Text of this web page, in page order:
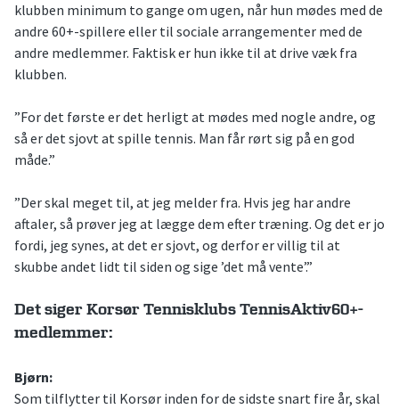
klubben minimum to gange om ugen, når hun mødes med de
andre 60+-spillere eller til sociale arrangementer med de
andre medlemmer. Faktisk er hun ikke til at drive væk fra
klubben.
”For det første er det herligt at mødes med nogle andre, og
så er det sjovt at spille tennis. Man får rørt sig på en god
måde.”
”Der skal meget til, at jeg melder fra. Hvis jeg har andre
aftaler, så prøver jeg at lægge dem efter træning. Og det er jo
fordi, jeg synes, at det er sjovt, og derfor er villig til at
skubbe andet lidt til siden og sige ’det må vente’.”
Det siger Korsør Tennisklubs TennisAktiv60+-
medlemmer:
Bjørn:
Som tilflytter til Korsør inden for de sidste snart fire år, skal